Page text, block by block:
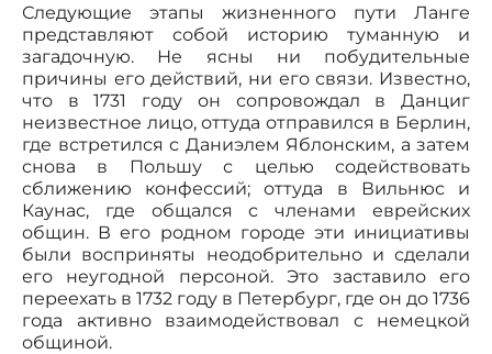
Следующие этапы жизненного пути Ланге
представляют собой историю туманную и
загадочную. Не ясны ни побудительные
причины его действий, ни его связи. Известно,
что в 1731 году он сопровождал в Данциг
неизвестное лицо, оттуда отправился в Берлин,
где встретился с Даниэлем Яблонским, а затем
снова в Польшу с целью содействовать
сближению конфессий; оттуда в Вильнюс и
Каунас, где общался с членами еврейских
общин. В его родном городе эти инициативы
были восприняты неодобрительно и сделали
его неугодной персоной. Это заставило его
переехать в 1732 году в Петербург, где он до 1736
года активно взаимодействовал с немецкой
общиной.